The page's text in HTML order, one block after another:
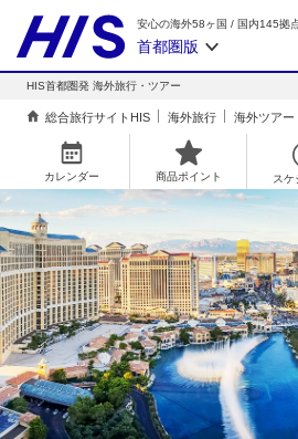
安心の海外58ヶ国 / 国内145拠
首都圏版
HIS首都圏発 海外旅行・ツアー
総合旅行サイトHIS 海外旅行 海外ツアー
カレンダー 商品ポイント スケ